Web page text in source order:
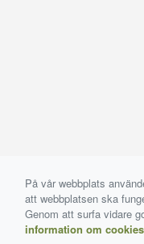
På vår webbplats
att webbplatsen ska
Genom att surfa vidare
information om cookies